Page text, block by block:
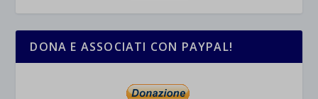
DONA E ASSOCIATI CON PAYPAL!